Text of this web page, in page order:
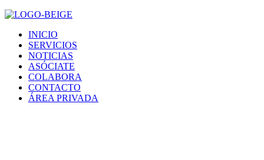
INICIO
SERVICIOS
NOTICIAS
ASÓCIATE
COLABORA
CONTACTO
ÁREA PRIVADA